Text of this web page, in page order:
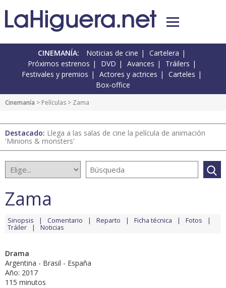
CINEMANÍA: Noticias de cine
Cartelera
Próximos estrenos
DVD Avances
Tráilers
Festivales y premios
Actores y actrices
Carteles
Box-office
Cinemanía > Películas > Zama
Destacado: Llega a las salas de cine la película de animación
'Minions & monsters'
Zama
Sinopsis Comentario Reparto Ficha técnica Fotos
Tráiler Noticias
Drama
Argentina - Brasil - España
Año: 2017
115 minutos